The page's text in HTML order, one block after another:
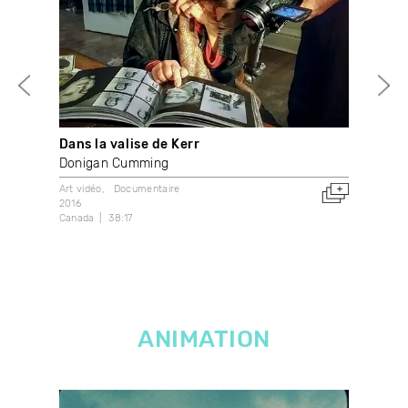
Dans la valise de Kerr
Donigan Cumming
Art vidéo
Documentaire
2016
Canada
38:17
ANIMATION